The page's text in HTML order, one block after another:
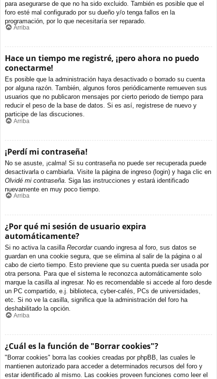
para asegurarse de que no ha sido excluido. También es posible que el
foro esté mal configurado por su dueño y/o tenga fallos en la
programación, por lo que necesitaría ser reparado.
Arriba
Hace un tiempo me registré, ¡pero ahora no puedo
conectarme!
Es posible que la administración haya desactivado o borrado su cuenta
por alguna razón. También, algunos foros periódicamente remueven sus
usuarios que no publicaron mensajes por cierto periodo de tiempo para
reducir el peso de la base de datos. Si es así, registrese de nuevo y
participe de las discuciones.
Arriba
¡Perdí mi contraseña!
No se asuste, ¡calma! Si su contraseña no puede ser recuperada puede
desactivarla o cambiarla. Visite la página de ingreso (login) y haga clic en
Olvidé mi contraseña . Siga las instrucciones y estará identificado
nuevamente en muy poco tiempo.
Arriba
¿Por qué mi sesión de usuario expira
automáticamente?
Si no activa la casilla Recordarcuando ingresa al foro, sus datos se
guardan en una cookie segura, que se elimina al salir de la página o al
cabo de cierto tiempo. Esto previene que su cuenta pueda ser usada por
otra persona. Para que el sistema le reconozca automáticamente solo
marque la casilla al ingresar. No es recomendable si accede al foro desde
un PC compartido, e.j. biblioteca, cyber-cafés, PCs de universidades,
etc. Si no ve la casilla, significa que la administración del foro ha
deshabilitado la opción.
Arriba
¿Cuál es la función de "Borrar cookies"?
"Borrar cookies" borra las cookies creadas por phpBB, las cuales le
mantienen autorizado para acceder a determinados recursos del foro y
estar identificado al mismo. Las cookies proveen funciones como leer el